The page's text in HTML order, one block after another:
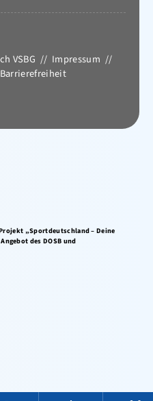
VSBG // Impressum //
Barrierefreiheit
„Sportdeutschland – Deine
des DOSB und